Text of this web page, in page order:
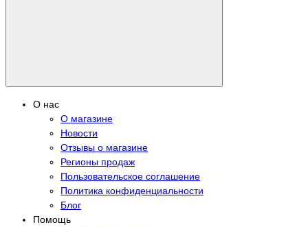
О нас
О магазине
Новости
Отзывы о магазине
Регионы продаж
Пользовательское соглашение
Политика конфиденциальности
Блог
Помощь